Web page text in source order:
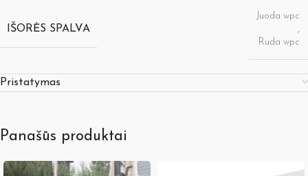
IŠORĖS SPALVA
Juoda wpc
,
Ruda wpc
Pristatymas
Panašūs produktai